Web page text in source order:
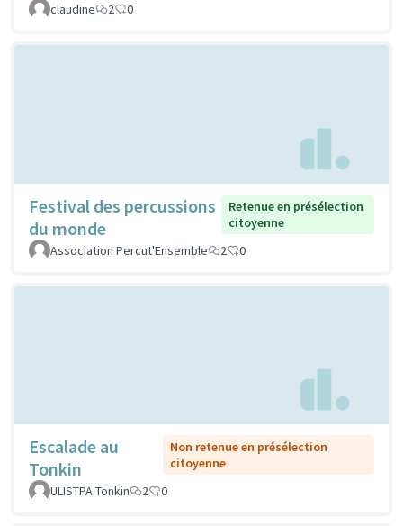
claudine
2 0
Festival des percussions
du monde
Retenue en présélection
citoyenne
Association Percut'Ensemble
2 0
Escalade au
Tonkin
Non retenue en présélection
citoyenne
ULISTPA Tonkin
2 0